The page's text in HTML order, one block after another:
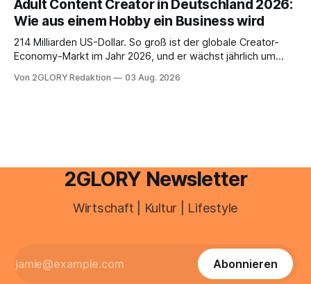
Haut empfindlich auf Stress, Schlafmangel und
Umwelteinflüsse: Sie wirkt müde, spannt oder neigt zu
Unreinheiten. Professionelle
Adult Content Creator in Deutschland 2026:
Wie aus einem Hobby ein Business wird
214 Milliarden US-Dollar. So groß ist der globale Creator-
Economy-Markt im Jahr 2026, und er wächst jährlich um
ist längst ein ernstzunehmender Wirtschaftszweig. Weltweit
Von 2GLORY Redaktion 03 Aug. 2026
2GLORY Newsletter
Wirtschaft | Kultur | Lifestyle
Abonnieren